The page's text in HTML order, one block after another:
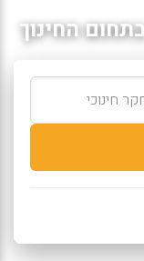
החינוך